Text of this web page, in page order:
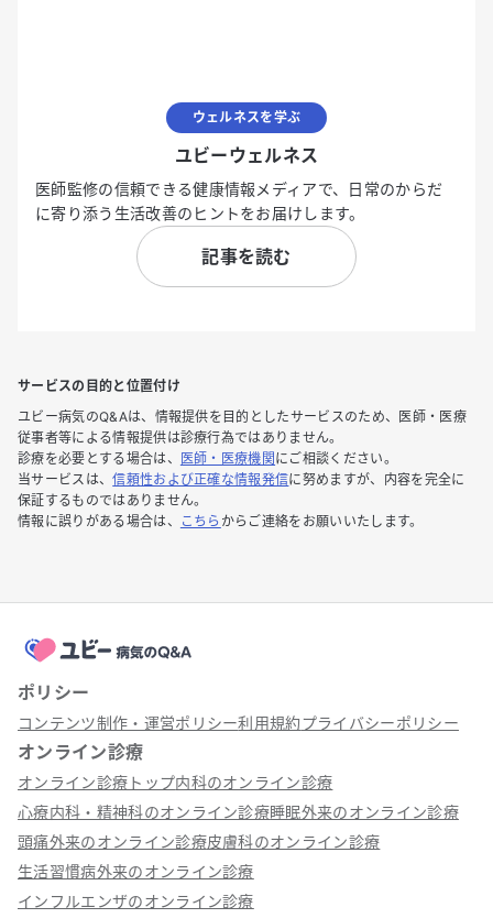
ウェルネスを学ぶ
ユビーウェルネス
医師監修の信頼できる健康情報メディアで、日常のからだ
に寄り添う生活改善のヒントをお届けします。
記事を読む
サービスの目的と位置付け
ユビー病気のQ&Aは、情報提供を目的としたサービスのため、医師・医療
従事者等による情報提供は診療行為ではありません。
診療を必要とする場合は、
医師・医療機関 にご相談ください。
当サービスは、信頼性および正確な情報発信に努めますが、内容を完全に
保証するものではありません。
情報に誤りがある場合は、
こちら からご連絡をお願いいたします。
ポリシー
コンテンツ制作・運営ポリシー利用規約プライバシーポリシー
オンライン診療
オンライン診療トップ内科のオンライン診療
心療内科・精神科のオンライン診療睡眠外来のオンライン診療
頭痛外来のオンライン診療皮膚科のオンライン診療
生活習慣病外来のオンライン診療
インフルエンザのオンライン診療